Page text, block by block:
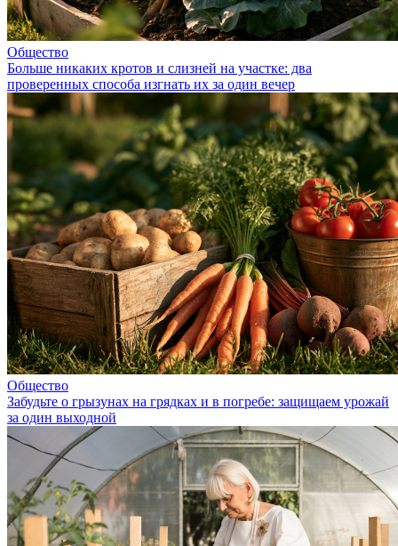
Общество
Больше никаких кротов и слизней на участке: два
проверенных способа изгнать их за один вечер
Общество
Забудьте о грызунах на грядках и в погребе: защищаем урожай
за один выходной